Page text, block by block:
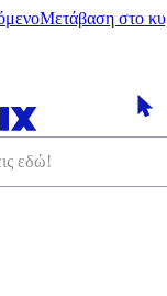
Μετάβαση στο